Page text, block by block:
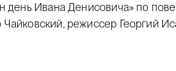
день Ивана Денисовича» по
Чайковский, режиссер Георгий